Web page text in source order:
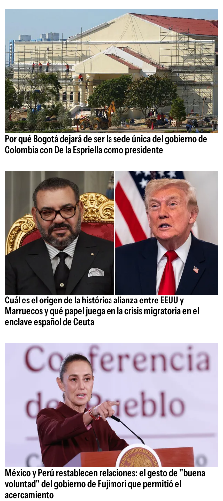
Por qué Bogotá dejará de ser la sede única del gobierno de
Colombia con De la Espriella como presidente
Cuál es el origen de la histórica alianza entre EEUU y
Marruecos y qué papel juega en la crisis migratoria en el
enclave español de Ceuta
México y Perú restablecen relaciones: el gesto de "buena
voluntad" del gobierno de Fujimori que permitió el
acercamiento